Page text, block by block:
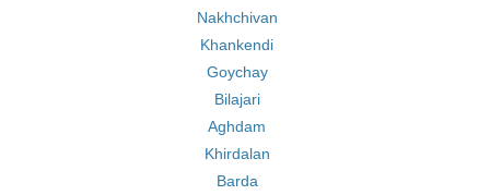
Nakhchivan
Khankendi
Goychay
Bilajari
Aghdam
Khirdalan
Barda